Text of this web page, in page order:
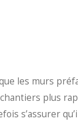
les murs
plus
s’assurer